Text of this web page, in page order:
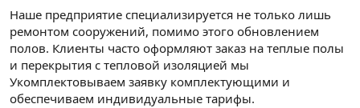
Наше предприятие специализируется не только лишь
ремонтом сооружений, помимо этого обновлением
полов. Клиенты часто оформляют заказ на теплые полы
и перекрытия с тепловой изоляцией мы
Укомплектовываем заявку комплектующими и
обеспечиваем индивидуальные тарифы.